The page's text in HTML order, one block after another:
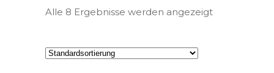
Alle 8 Ergebnisse werden angezeigt